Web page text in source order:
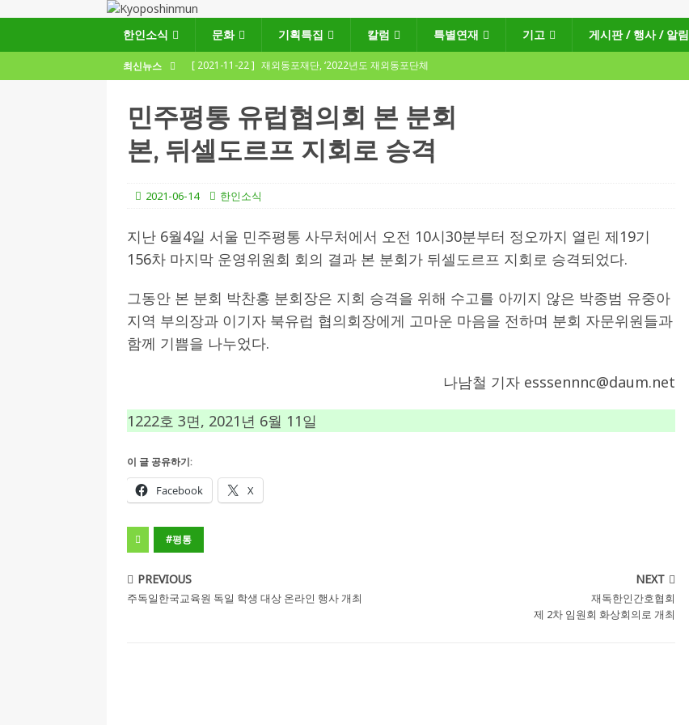
한인소식 문화 기획특집 칼럼 특별연재 기고 게시판 / 행사 / 알림
최신뉴스 [ 2021-11-22 ] 재외동포재단, ‘2022년도 재외동포단체
[ 2021-09-24 ] 함부르크한인회
제57회 정기총회 공고 및 제30대 한인회장선거 공고
게시판 / 행사 / 알림
(12.14일 기준)
[ 2026-07-27 ] “재독동포와 함께하는 재독일한인체육회로 거듭나겠습니다”
한인소식
[ 2026-07-27 ] KIST 유럽연구소 30돌…“한-EU 협력 ‘가교’ 넘어 혁신 거점으로”
한인소식
[ 2026-07-20 ]
7.23 접수마감] 제108회 한국어능력시험 (TOPIK)
게시판 / 행사 / 알림
[ 2026-07-20 ] “정체성은 연결의 자산”… 독일 한인 차세대 협회(FLCG), 뮌헨 공대(TUM)서 화려한 출범
[ 2022-03-20 ] 사진의 주인을 찾습니다.
민주평통 유럽협의회 본 분회
본, 뒤셀도르프 지회로 승격
2021-06-14 한인소식
지난 6월4일 서울 민주평통 사무처에서 오전 10시30분부터 정오까지 열린 제19기
156차 마지막 운영위원회 회의 결과 본 분회가 뒤셀도르프 지회로 승격되었다.
그동안 본 분회 박찬홍 분회장은 지회 승격을 위해 수고를 아끼지 않은 박종범 유중아
지역 부의장과 이기자 북유럽 협의회장에게 고마운 마음을 전하며 분회 자문위원들과
함께 기쁨을 나누었다.
나남철 기자 esssennnc@daum.net
1222호 3면, 2021년 6월 11일
이 글 공유하기:
Facebook X
#평통
PREVIOUS
주독일한국교육원 독일 학생 대상 온라인 행사 개최
NEXT
재독한인간호협회
제 2차 임원회 화상회의로 개최